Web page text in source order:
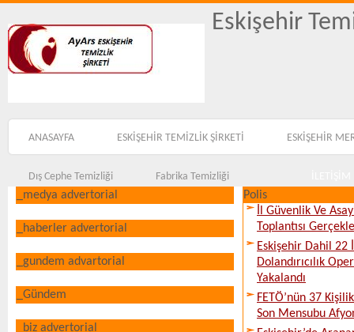
Eskişehir
ANASAYFA ESKİŞEHİR TEMİZLİK ŞİRKETİ ESKİŞEHİR
Dış Cephe Temizliği Fabrika Temizliği
_medya advertorial
_haberler advertorial
_gundem advartorial
_Gündem
_biz advertorial
Polis
İl Güvenlik Ve
Toplantısı
Eskişehir Dahil
Dolandırıcılık
Yakalandı
FETÖ’nün 37
Son Mensubu